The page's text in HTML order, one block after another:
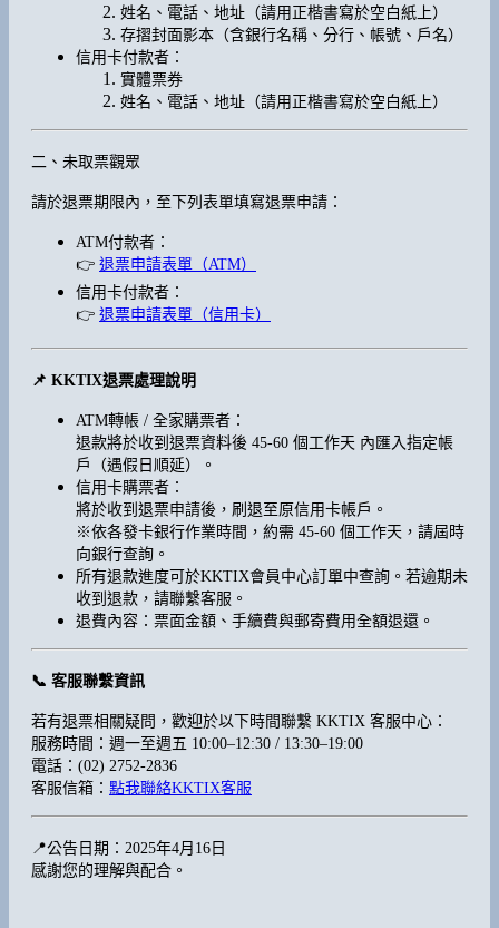
姓名、電話、地址（請用正楷書寫於空白紙上）
存摺封面影本（含銀行名稱、分行、帳號、戶名）
信用卡付款者：
實體票券
姓名、電話、地址（請用正楷書寫於空白紙上）
二、未取票觀眾
請於退票期限內，至下列表單填寫退票申請：
ATM付款者：
👉 退票申請表單（ATM）
信用卡付款者：
👉 退票申請表單（信用卡）
📌 KKTIX退票處理說明
ATM轉帳 / 全家購票者：
退款將於收到退票資料後 45-60 個工作天 內匯入指定帳
戶（遇假日順延）。
信用卡購票者：
將於收到退票申請後，刷退至原信用卡帳戶。
※依各發卡銀行作業時間，約需 45-60 個工作天，請屆時
向銀行查詢。
所有退款進度可於KKTIX會員中心訂單中查詢。若逾期未
收到退款，請聯繫客服。
退費內容：票面金額、手續費與郵寄費用全額退還。
📞 客服聯繫資訊
若有退票相關疑問，歡迎於以下時間聯繫 KKTIX 客服中心：
服務時間：週一至週五 10:00–12:30 / 13:30–19:00
電話：(02) 2752-2836
客服信箱： 點我聯絡KKTIX客服
📍公告日期：2025年4月16日
感謝您的理解與配合。